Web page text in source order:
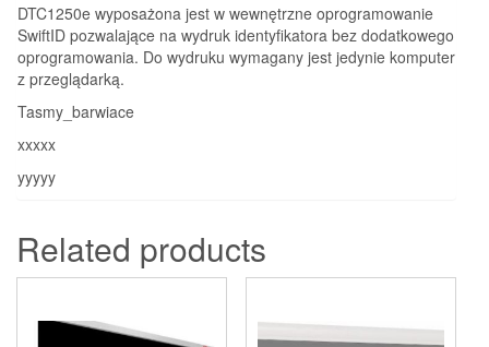
DTC1250e wyposażona jest w wewnętrzne oprogramowanie
SwiftID pozwalające na wydruk identyfikatora bez dodatkowego
oprogramowania. Do wydruku wymagany jest jedynie komputer
z przeglądarką.
Tasmy_barwiace
xxxxx
yyyyy
Related products